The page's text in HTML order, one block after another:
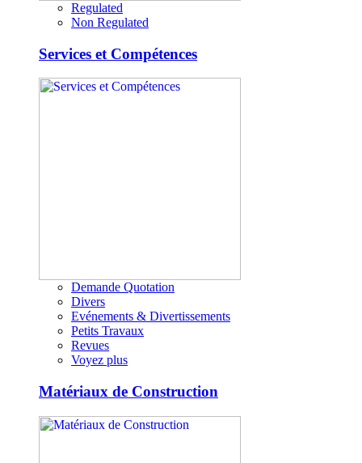
Regulated
Non Regulated
Services et Compétences
Demande Quotation
Divers
Evénements & Divertissements
Petits Travaux
Revues
Voyez plus
Matériaux de Construction